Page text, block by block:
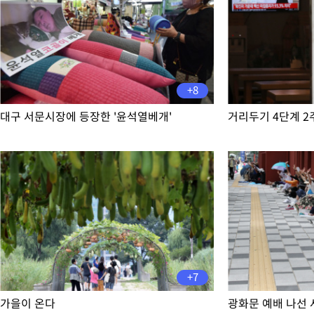
+8
대구 서문시장에 등장한 '윤석열베개' 거리두기 4단계 2
+7
가을이 온다 광화문 예배 나선